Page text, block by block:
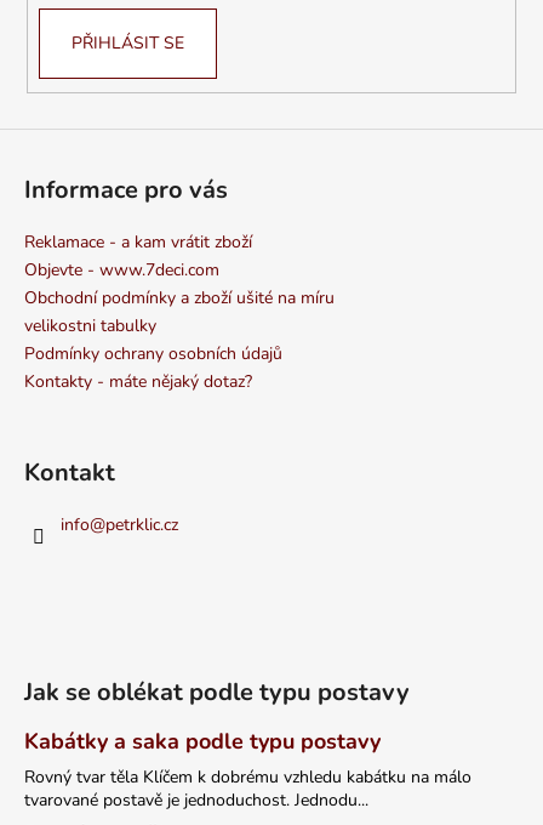
PŘIHLÁSIT SE
Informace pro vás
Reklamace - a kam vrátit zboží
Objevte - www.7deci.com
Obchodní podmínky a zboží ušité na míru
velikostni tabulky
Podmínky ochrany osobních údajů
Kontakty - máte nějaký dotaz?
Kontakt
info@petrklic.cz
Jak se oblékat podle typu postavy
Kabátky a saka podle typu postavy
Rovný tvar těla Klíčem k dobrému vzhledu kabátku na málo
tvarované postavě je jednoduchost. Jednodu...